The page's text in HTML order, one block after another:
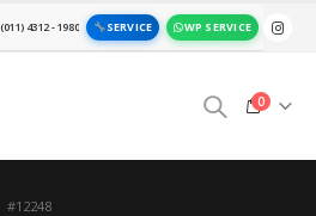
(011) 4312 - 1980 SERVICE WP SERVICE
0
#12248